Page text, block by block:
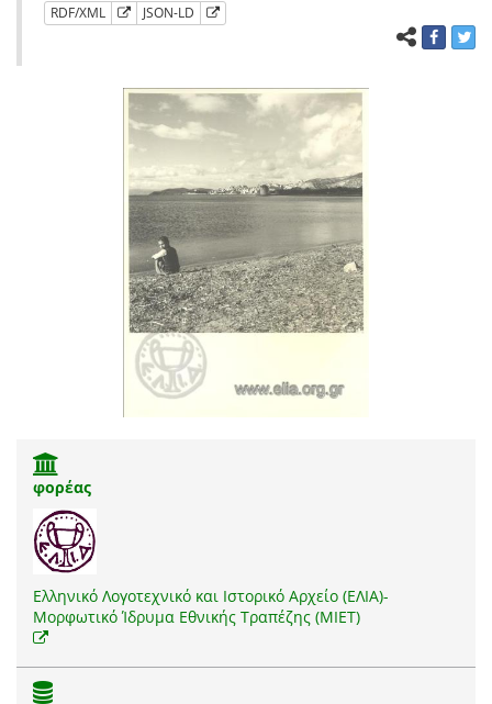
RDF/XML JSON-LD
φορέας
Ελληνικό Λογοτεχνικό και Ιστορικό Αρχείο (ΕΛΙΑ)-
Μορφωτικό Ίδρυμα Εθνικής Τραπέζης (ΜΙΕΤ)